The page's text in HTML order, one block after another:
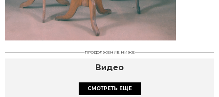
ПРОДОЛЖЕНИЕ НИЖЕ
Видео
СМОТРЕТЬ ЕЩЕ